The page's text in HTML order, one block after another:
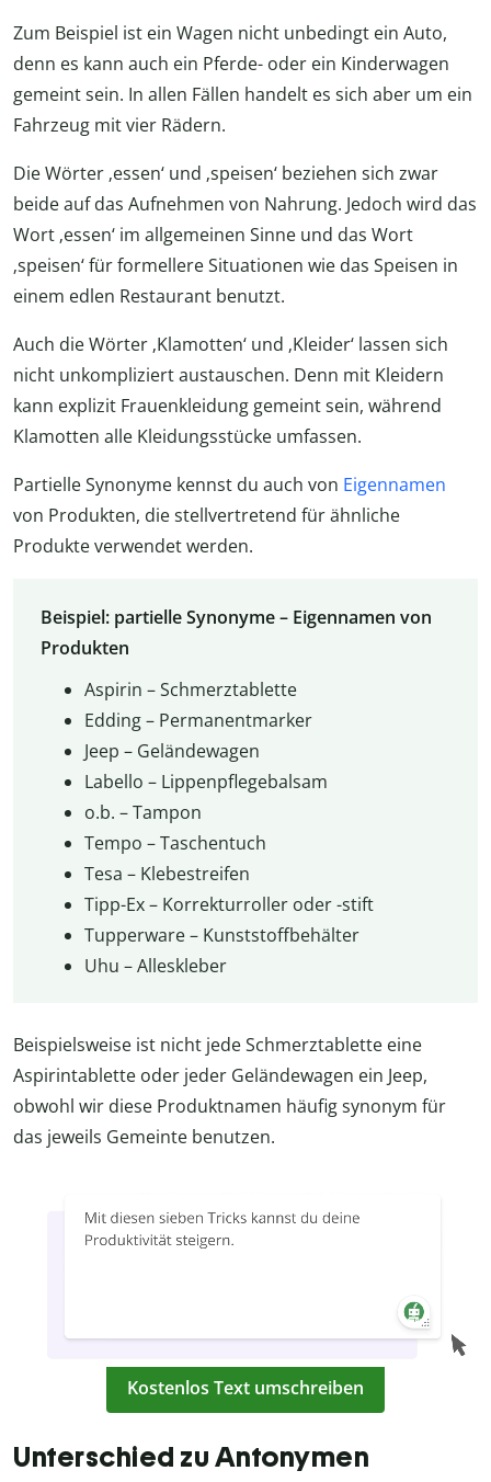
Zum Beispiel ist ein Wagen nicht unbedingt ein Auto,
denn es kann auch ein Pferde- oder ein Kinderwagen
gemeint sein. In allen Fällen handelt es sich aber um ein
Fahrzeug mit vier Rädern.
Die Wörter ‚essen‘ und ‚speisen‘ beziehen sich zwar
beide auf das Aufnehmen von Nahrung. Jedoch wird das
Wort ‚essen‘ im allgemeinen Sinne und das Wort
‚speisen‘ für formellere Situationen wie das Speisen in
einem edlen Restaurant benutzt.
Auch die Wörter ‚Klamotten‘ und ‚Kleider‘ lassen sich
nicht unkompliziert austauschen. Denn mit Kleidern
kann explizit Frauenkleidung gemeint sein, während
Klamotten alle Kleidungsstücke umfassen.
Partielle Synonyme kennst du auch von Eigennamen
von Produkten, die stellvertretend für ähnliche
Produkte verwendet werden.
Beispiel: partielle Synonyme – Eigennamen von
Produkten
Aspirin – Schmerztablette
Edding – Permanentmarker
Jeep – Geländewagen
Labello – Lippenpflegebalsam
o.b. – Tampon
Tempo – Taschentuch
Tesa – Klebestreifen
Tipp-Ex – Korrekturroller oder -stift
Tupperware – Kunststoffbehälter
Uhu – Alleskleber
Beispielsweise ist nicht jede Schmerztablette eine
Aspirintablette oder jeder Geländewagen ein Jeep,
obwohl wir diese Produktnamen häufig synonym für
das jeweils Gemeinte benutzen.
Kostenlos Text umschreiben
Unterschied zu Antonymen